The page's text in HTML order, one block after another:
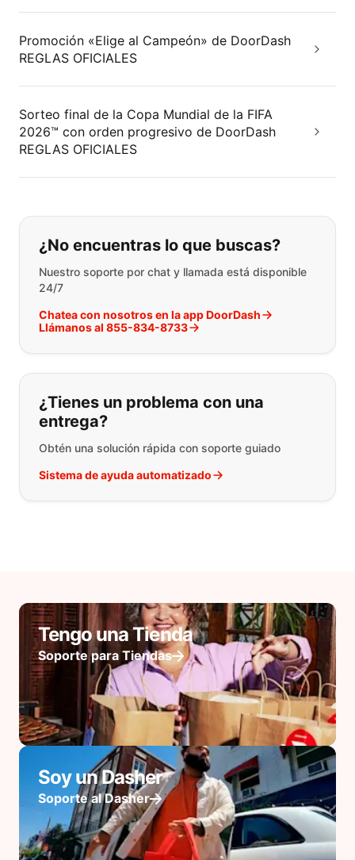
Promoción «Elige al Campeón» de DoorDash
REGLAS OFICIALES
Sorteo final de la Copa Mundial de la FIFA
2026™ con orden progresivo de DoorDash
REGLAS OFICIALES
Si no puede encontrar lo que está
¿No encuentras lo que buscas?
Nuestro soporte por chat y llamada está disponible
24/7
Chatea con nosotros en la app DoorDash
Llámanos al 855-834-8733
¿Tienes un problema con una
entrega?
Obtén una solución rápida con soporte guiado
Sistema de ayuda automatizado
Tengo una Tienda
Soporte para Tiendas
Soy un Dasher
Soporte al Dasher